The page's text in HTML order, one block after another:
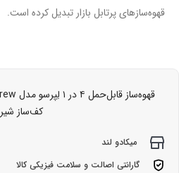
قهوه‌سازهای پرتابل بازار تبدیل کرده است.
کف‌ساز شیر
میکادو لند
گارانتی اصالت و سلامت فیزیکی کالا